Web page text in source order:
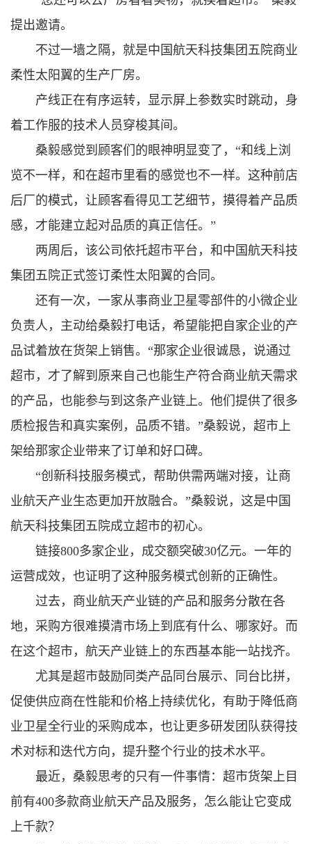
提出邀请。
不过一墙之隔，就是中国航天科技集团五院商业
柔性太阳翼的生产厂房。
产线正在有序运转，显示屏上参数实时跳动，身
着工作服的技术人员穿梭其间。
桑毅感觉到顾客们的眼神明显变了，“和线上浏
览不一样，和在超市里看的感觉也不一样。这种前店
后厂的模式，让顾客看得见工艺细节，摸得着产品质
感，才能建立起对品质的真正信任。”
两周后，该公司依托超市平台，和中国航天科技
集团五院正式签订柔性太阳翼的合同。
还有一次，一家从事商业卫星零部件的小微企业
负责人，主动给桑毅打电话，希望能把自家企业的产
品试着放在货架上销售。“那家企业很诚恳，说通过
超市，才了解到原来自己也能生产符合商业航天需求
的产品，也能参与到这条产业链上。他们提供了很多
质检报告和真实案例，品质不错。”桑毅说，超市上
架给那家企业带来了订单和好口碑。
“创新科技服务模式，帮助供需两端对接，让商
业航天产业生态更加开放融合。”桑毅说，这是中国
航天科技集团五院成立超市的初心。
链接800多家企业，成交额突破30亿元。一年的
运营成效，也证明了这种服务模式创新的正确性。
过去，商业航天产业链的产品和服务分散在各
地，采购方很难摸清市场上到底有什么、哪家好。而
在这个超市，航天产业链上的东西基本能一站找齐。
尤其是超市鼓励同类产品同台展示、同台比拼，
促使供应商在性能和价格上持续优化，有助于降低商
业卫星全行业的采购成本，也让更多研发团队获得技
术对标和迭代方向，提升整个行业的技术水平。
最近，桑毅思考的只有一件事情：超市货架上目
前有400多款商业航天产品及服务，怎么能让它变成
上千款？